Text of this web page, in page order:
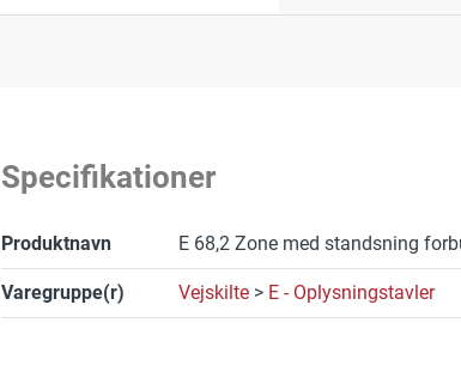
Specifikationer
Produktnavn E 68,2 Zone med standsning
Varegruppe(r) Vejskilte > E - Oplysningstavler